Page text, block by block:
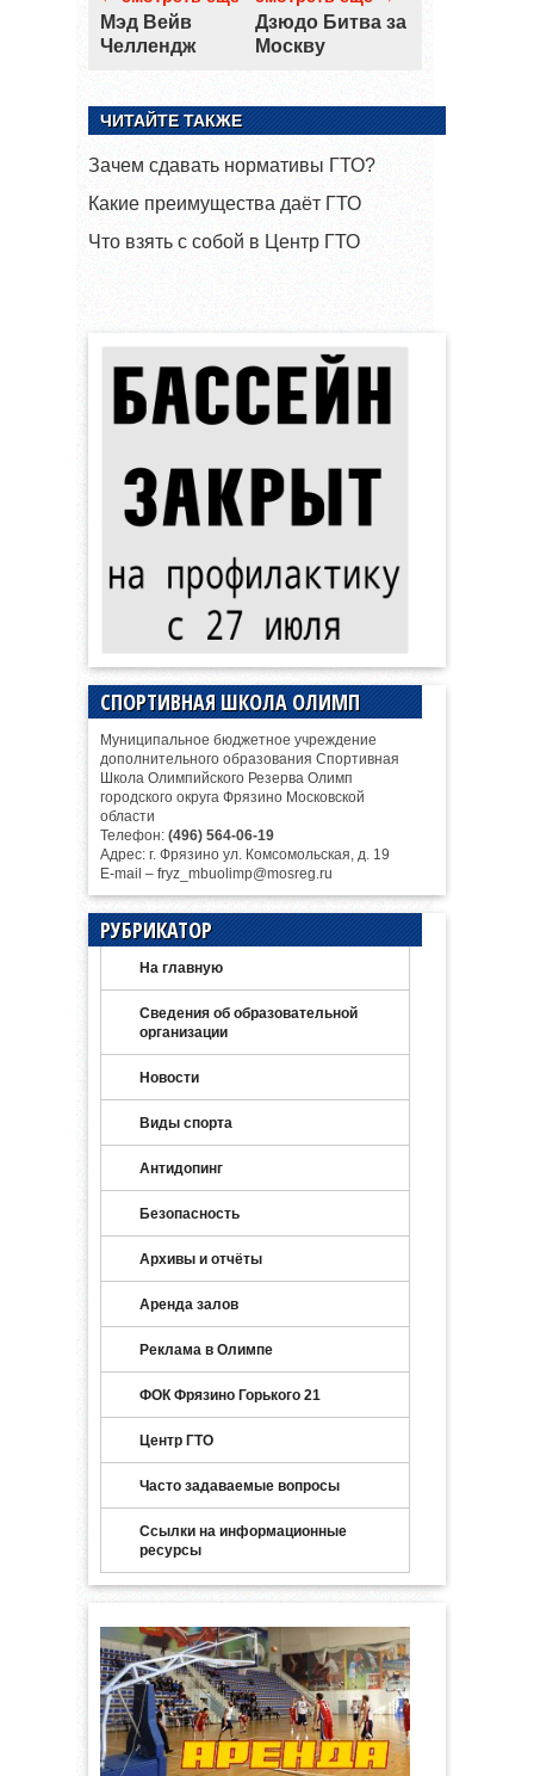
Мэд Вейв
Челлендж
Дзюдо Битва за
Москву
ЧИТАЙТЕ ТАКЖЕ
Зачем сдавать нормативы ГТО?
Какие преимущества даёт ГТО
Что взять с собой в Центр ГТО
СПОРТИВНАЯ ШКОЛА ОЛИМП
Муниципальное бюджетное учреждение
дополнительного образования Спортивная
Школа Олимпийского Резерва Олимп
городского округа Фрязино Московской
области
Телефон: (496) 564-06-19
Адрес: г. Фрязино ул. Комсомольская, д. 19
E-mail – fryz_mbuolimp@mosreg.ru
РУБРИКАТОР
На главную
Сведения об образовательной
организации
Новости
Виды спорта
Антидопинг
Безопасность
Архивы и отчёты
Аренда залов
Реклама в Олимпе
ФОК Фрязино Горького 21
Центр ГТО
Часто задаваемые вопросы
Ссылки на информационные
ресурсы